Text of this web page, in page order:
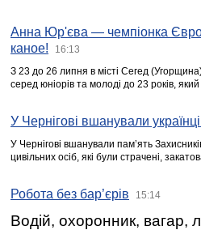
Анна Юр'єва — чемпіонка
каное!
16:13
З 23 до 26 липня в місті Сегед
серед юніорів та молоді до 23 років,
У Чернігові вшанували
У Чернігові вшанували пам’ять
цивільних осіб, які були страчені,
Робота без бар’єрів 15:14
Водій, охоронник, вагар,